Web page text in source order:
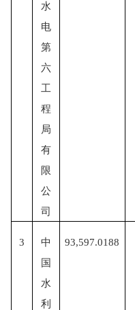
水
电
第
六
工
程
局
有
限
公
司
3
中
国
水
利
93,597.0188